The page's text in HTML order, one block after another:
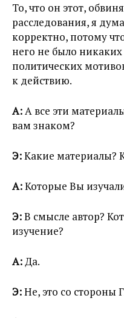
То, что он этот,
расследования, я
корректно, потому
него не было
политических
к действию.
А:А все эти
вам знаком?
Э:Какие материалы?
А:Которые Вы
Э:В смысле автор?
изучение?
А:Да.
Э:Не, это со стороны